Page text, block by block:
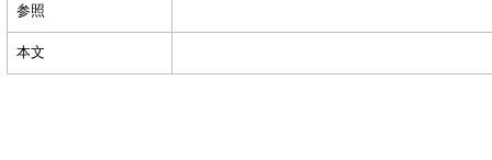
参照
本文